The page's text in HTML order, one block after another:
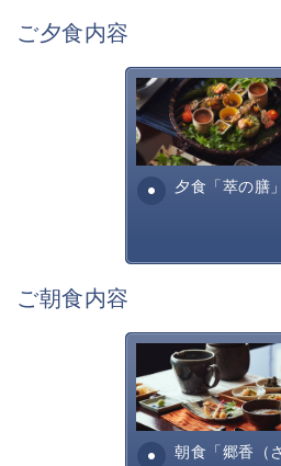
若手煙火師達の斬新なアイデア
んだ花火の他に、
毎回スペシャル花火も打ち上げ
その特別な体験を味わえます。
サマーナイト花火よりも豪華で
りも混雑を避けられる新作花火
萃ならではの空間で、秋の夜長
【全国新作花火チャレンジカッ
期間：下記5日間 (各日 約20分
・9月5日(土) 20:30〜
・9月12日(土) 20:30〜
・9月19日(土) 18:30〜
・9月26日(土) 18:30〜
・10月31日(土) 17:30〜
ご夕食内容
夕食「萃の膳」
萃sui-諏訪湖のお食
の美味しく安全な
諏訪らしい調理方
る萃諏訪湖の料理
ご朝食内容
朝食「郷香（
田舎を懐かしむよ
て身体に優しいお
なっております。
巻きたまご、焼き